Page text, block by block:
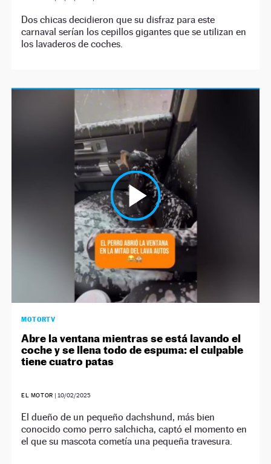
Dos chicas decidieron que su disfraz para este
carnaval serían los cepillos gigantes que se utilizan en
los lavaderos de coches.
MOTORTV
Abre la ventana mientras se está lavando el
coche y se llena todo de espuma: el culpable
tiene cuatro patas
EL MOTOR | 10/02/2025
El dueño de un pequeño dachshund, más bien
conocido como perro salchicha, captó el momento en
el que su mascota cometía una pequeña travesura.